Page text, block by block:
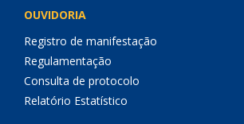
OUVIDORIA
Registro de manifestação
Regulamentação
Consulta de protocolo
Relatório Estatístico